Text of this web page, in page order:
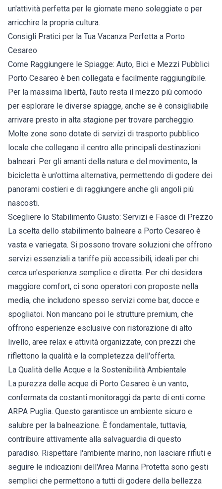
un'attività perfetta per le giornate meno soleggiate o per
arricchire la propria cultura.
Consigli Pratici per la Tua Vacanza Perfetta a Porto
Cesareo
Come Raggiungere le Spiagge: Auto, Bici e Mezzi Pubblici
Porto Cesareo è ben collegata e facilmente raggiungibile.
Per la massima libertà, l'auto resta il mezzo più comodo
per esplorare le diverse spiagge, anche se è consigliabile
arrivare presto in alta stagione per trovare parcheggio.
Molte zone sono dotate di servizi di trasporto pubblico
locale che collegano il centro alle principali destinazioni
balneari. Per gli amanti della natura e del movimento, la
bicicletta è un'ottima alternativa, permettendo di godere dei
panorami costieri e di raggiungere anche gli angoli più
nascosti.
Scegliere lo Stabilimento Giusto: Servizi e Fasce di Prezzo
La scelta dello stabilimento balneare a Porto Cesareo è
vasta e variegata. Si possono trovare soluzioni che offrono
servizi essenziali a tariffe più accessibili, ideali per chi
cerca un'esperienza semplice e diretta. Per chi desidera
maggiore comfort, ci sono operatori con proposte nella
media, che includono spesso servizi come bar, docce e
spogliatoi. Non mancano poi le strutture premium, che
offrono esperienze esclusive con ristorazione di alto
livello, aree relax e attività organizzate, con prezzi che
riflettono la qualità e la completezza dell'offerta.
La Qualità delle Acque e la Sostenibilità Ambientale
La purezza delle acque di Porto Cesareo è un vanto,
confermata da costanti monitoraggi da parte di enti come
ARPA Puglia. Questo garantisce un ambiente sicuro e
salubre per la balneazione. È fondamentale, tuttavia,
contribuire attivamente alla salvaguardia di questo
paradiso. Rispettare l'ambiente marino, non lasciare rifiuti e
seguire le indicazioni dell'Area Marina Protetta sono gesti
semplici che permettono a tutti di godere della bellezza